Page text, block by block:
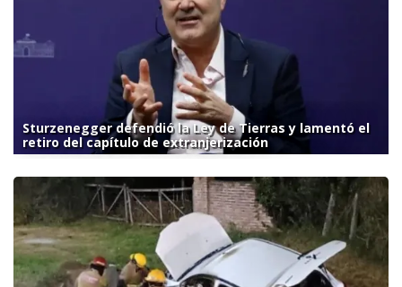
Sturzenegger defendió la Ley de Tierras y lamentó el
retiro del capítulo de extranjerización